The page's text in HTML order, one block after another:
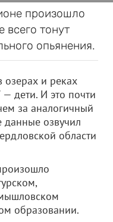
произошло
тонут
опьянения.
озерах и реках
дети. И это почти
за аналогичный
данные озвучил
области
образовании.